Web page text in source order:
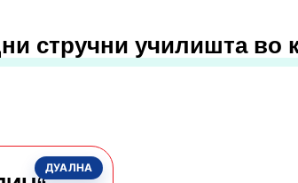
стручни училишта во
ДУАЛНА